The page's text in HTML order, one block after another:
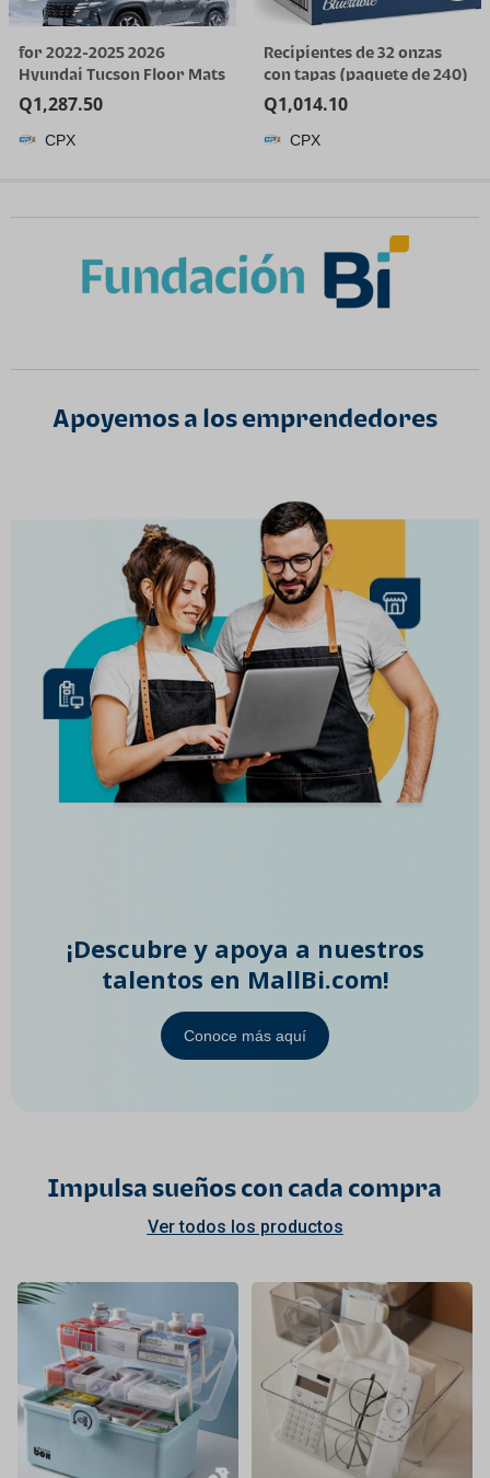
for 2022-2025 2026
Hyundai Tucson Floor Mats
(Gas Models Only) | All-
Weather TPE Car Mats &
Cargo Liner, Custom Fit for
Q1,287.50
CPX
Recipientes de 32 onzas
con tapas (paquete de 240)
a granel – Recipiente de
plástico de cuarto de galón
con tapa, desechable, 32
Q1,014.10
CPX
Apoyemos a los emprendedores​
¡Descubre y apoya a nuestros
talentos en MallBi.com!
Conoce más aquí
Impulsa sueños con cada compra
Ver todos los productos